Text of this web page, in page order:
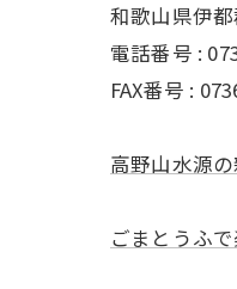
和歌山県伊
電話番号 :
FAX番号 :
高野山水源
ごまとうふ